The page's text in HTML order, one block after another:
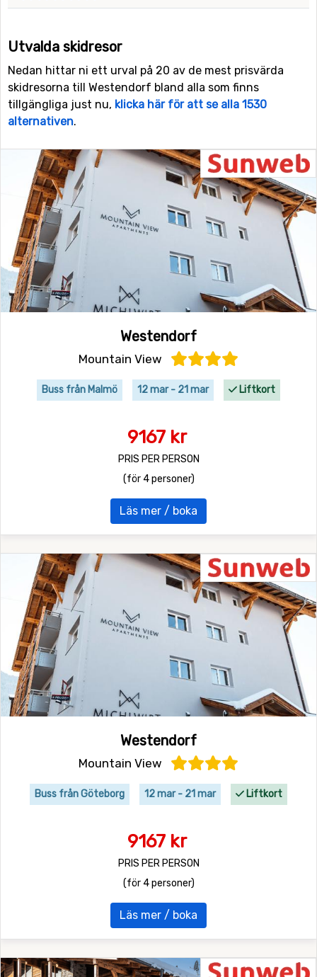
Utvalda skidresor
Nedan hittar ni ett urval på 20 av de mest prisvärda
skidresorna till Westendorf bland alla som finns
tillgängliga just nu, klicka här för att se alla 1530
alternativen.
Westendorf
Mountain View
Buss från Malmö 12 mar - 21 mar Liftkort
9167 kr
PRIS PER PERSON
(för 4 personer)
Läs mer / boka
Westendorf
Mountain View
Buss från Göteborg 12 mar - 21 mar Liftkort
9167 kr
PRIS PER PERSON
(för 4 personer)
Läs mer / boka